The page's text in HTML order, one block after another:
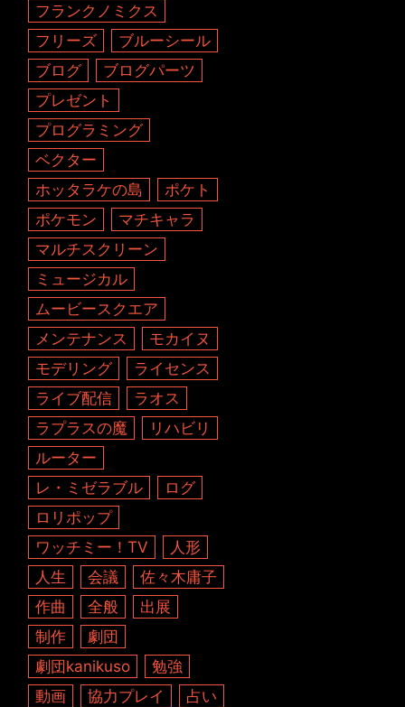
フランクノミクス
フリーズ
ブルーシール
ブログ
ブログパーツ
プレゼント
プログラミング
ベクター
ホッタラケの島
ポケト
ポケモン
マチキャラ
マルチスクリーン
ミュージカル
ムービースクエア
メンテナンス
モカイヌ
モデリング
ライセンス
ライブ配信
ラオス
ラプラスの魔
リハビリ
ルーター
レ・ミゼラブル
ログ
ロリポップ
ワッチミー！TV
人形
人生
会議
佐々木庸子
作曲
全般
出展
制作
劇団
劇団kanikuso
勉強
動画
協力プレイ
占い